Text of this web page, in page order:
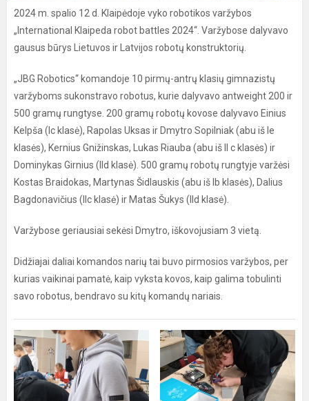
2024 m. spalio 12 d. Klaipėdoje vyko robotikos varžybos
„International Klaipeda robot battles 2024“. Varžybose dalyvavo
gausus būrys Lietuvos ir Latvijos robotų konstruktorių.
„JBG Robotics“ komandoje 10 pirmų-antrų klasių gimnazistų
varžyboms sukonstravo robotus, kurie dalyvavo antweight 200 ir
500 gramų rungtyse. 200 gramų robotų kovose dalyvavo Einius
Kelpša (Ic klasė), Rapolas Uksas ir Dmytro Sopilniak (abu iš Ie
klasės), Kernius Gnižinskas, Lukas Riauba (abu iš II c klasės) ir
Dominykas Girnius (IId klasė). 500 gramų robotų rungtyje varžėsi
Kostas Braidokas, Martynas Šidlauskis (abu iš Ib klasės), Dalius
Bagdonavičius (IIc klasė) ir Matas Šukys (IId klasė).
Varžybose geriausiai sekėsi Dmytro, iškovojusiam 3 vietą.
Didžiajai daliai komandos narių tai buvo pirmosios varžybos, per
kurias vaikinai pamatė, kaip vyksta kovos, kaip galima tobulinti
savo robotus, bendravo su kitų komandų nariais.